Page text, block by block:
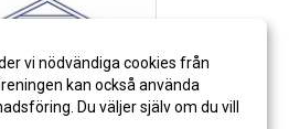
vi nödvändiga cookies från
kan också använda
Du väljer själv om du vill